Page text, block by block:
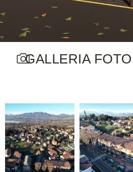
GALLERIA FOTO